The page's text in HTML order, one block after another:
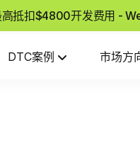
抵扣$4800开发费用 -
DTC案例 市场方